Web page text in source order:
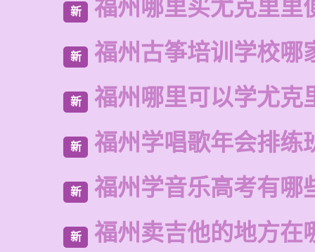
新 福州哪里买尤克里里
新 福州古筝培训学校哪
新 福州哪里可以学尤克
新 福州学唱歌年会排练
新 福州学音乐高考有哪
新 福州卖吉他的地方在